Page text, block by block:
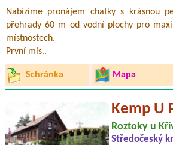
Nabízíme pronájem chatky s krásnou
přehrady 60 m od vodní plochy pro
místnostech.
První mís..
Schránka Mapa
Kemp U
Roztoky u
Středočeský